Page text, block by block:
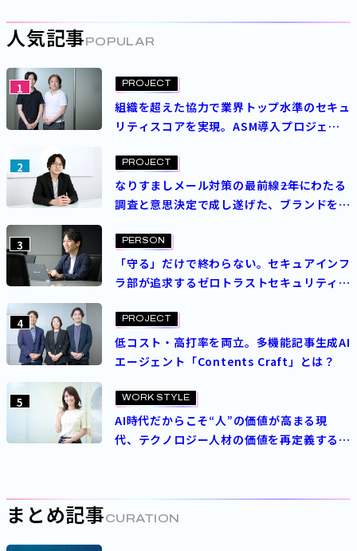
人気記事 POPULAR
1 PROJECT
組織を超えた協力で業界トップ水準のセキュ
リティスコアを実現。ASM導入プロジェク
2 PROJECT
なりすましメール対策の最前線――2年にわたる
調査と意思決定で成し遂げた、ブランドを守
3 PERSON
「守る」だけで終わらない。セキュアインフ
ラ部が追求するゼロトラストセキュリティの
4 PROJECT
低コスト・高打率を両立。多機能記事生成AI
エージェント「Contents Craft」とは？
5 WORK STYLE
AI時代だからこそ“人”の価値が高まる現
代、テクノロジー人材の価値を再定義する
まとめ記事 CURATION